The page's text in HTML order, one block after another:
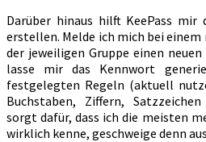
Darüber hinaus hilft KeePass mir
erstellen. Melde ich mich bei einem
der jeweiligen Gruppe einen
lasse mir das Kennwort
festgelegten Regeln (aktuell
Buchstaben, Ziffern,
sorgt dafür, dass ich die meisten
wirklich kenne, geschweige denn